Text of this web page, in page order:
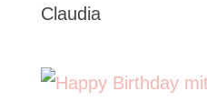
Claudia